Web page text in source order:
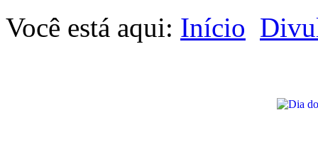
Você está aqui: Início